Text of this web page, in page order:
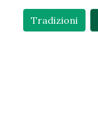
Tradizioni